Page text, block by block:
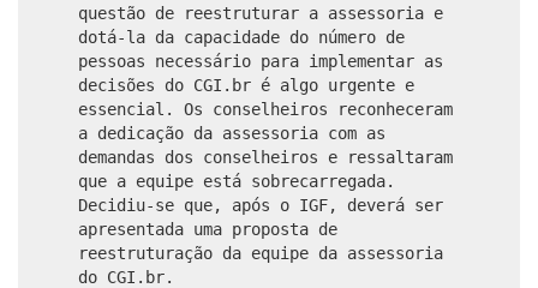
questão de reestruturar a assessoria e
dotá-la da capacidade do número de
pessoas necessário para implementar as
decisões do CGI.br é algo urgente e
essencial. Os conselheiros reconheceram
a dedicação da assessoria com as
demandas dos conselheiros e ressaltaram
que a equipe está sobrecarregada.
Decidiu-se que, após o IGF, deverá ser
apresentada uma proposta de
reestruturação da equipe da assessoria
do CGI.br.